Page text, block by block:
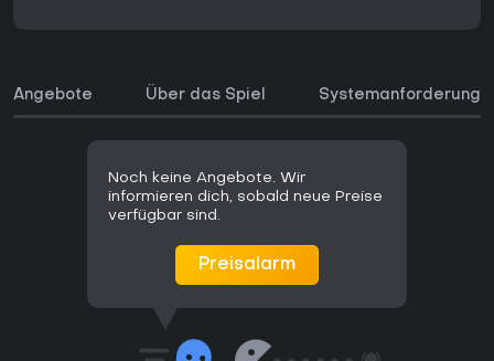
Angebote Über das Spiel
Noch keine Angebote. Wir
informieren dich, sobald neue Preise
verfügbar sind.
Preisalarm